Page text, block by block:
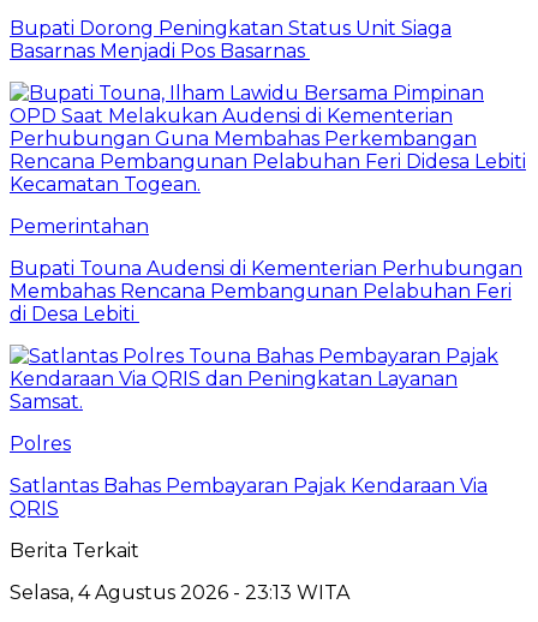
Bupati Dorong Peningkatan Status Unit Siaga
Basarnas Menjadi Pos Basarnas
Pemerintahan
Bupati Touna Audensi di Kementerian Perhubungan
Membahas Rencana Pembangunan Pelabuhan Feri
di Desa Lebiti
Polres
Satlantas Bahas Pembayaran Pajak Kendaraan Via
QRIS
Berita Terkait
Selasa, 4 Agustus 2026 - 23:13 WITA